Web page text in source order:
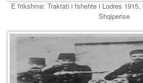
E frikshme: Traktati i fshehte i Lodres
Shqiperise